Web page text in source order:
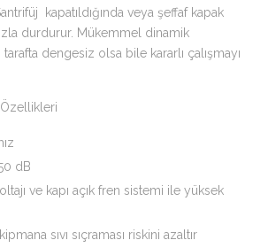
kapatıldığında veya şeffaf kapak
durdurur. Mükemmel dinamik
dengesiz olsa bile kararlı çalışmayı
dB
ve kapı açık fren sistemi ile yüksek
sıvı sıçraması riskini azaltır